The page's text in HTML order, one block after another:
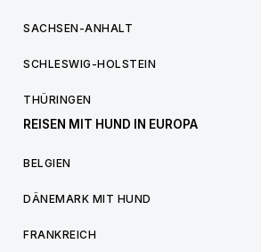
SACHSEN-ANHALT
SCHLESWIG-HOLSTEIN
THÜRINGEN
REISEN MIT HUND IN EUROPA
BELGIEN
DÄNEMARK MIT HUND
FRANKREICH